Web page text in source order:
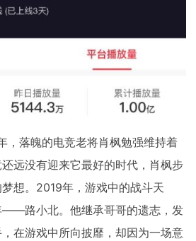
，落魄的电竞老将肖枫勉强维持着
远没有迎来它最好的时代，肖枫步
想。2019年，游戏中的战斗天
——路小北。他继承哥哥的遗志，发
在游戏中所向披靡，却因为一场意